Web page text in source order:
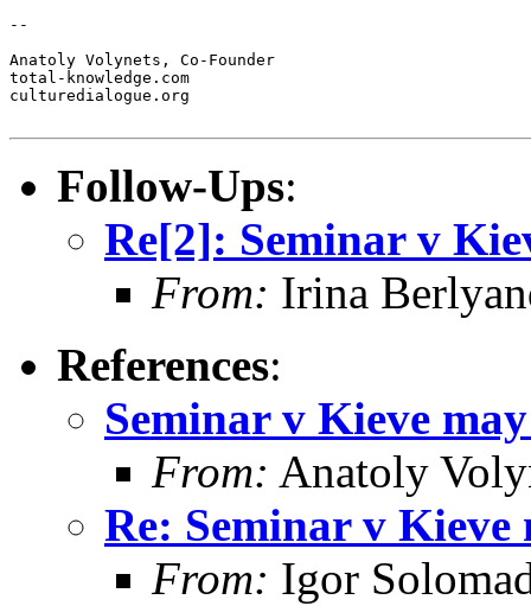
--
Anatoly Volynets, Co-Founder
total-knowledge.com
culturedialogue.org
Follow-Ups:
Re[2]: Seminar v
From: Irina
References:
Seminar v Kieve
From: Anatoly
Re: Seminar v Kieve
From: Igor